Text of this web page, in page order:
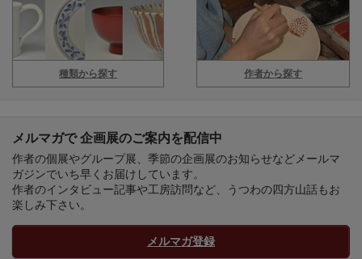
種類から探す 作者から探す
メルマガで 企画展のご案内を配信中
作者の個展やグループ展、季節の企画展のお知らせなどメールマ
ガジンでいち早くお届けしています。
作者のインタビュー記事や工房訪問など、うつわの四方山話もお
楽しみ下さい。
メルマガ登録